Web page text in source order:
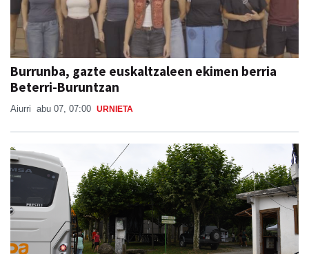
Burrunba, gazte euskaltzaleen ekimen berria
Beterri-Buruntzan
Aiurri abu 07, 07:00 URNIETA